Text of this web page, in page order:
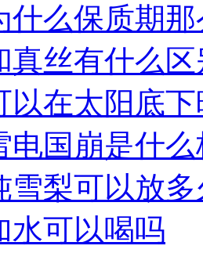
什么保质期
真丝有什么区
以在太阳底
电国崩是什么
雪梨可以放
水可以喝吗